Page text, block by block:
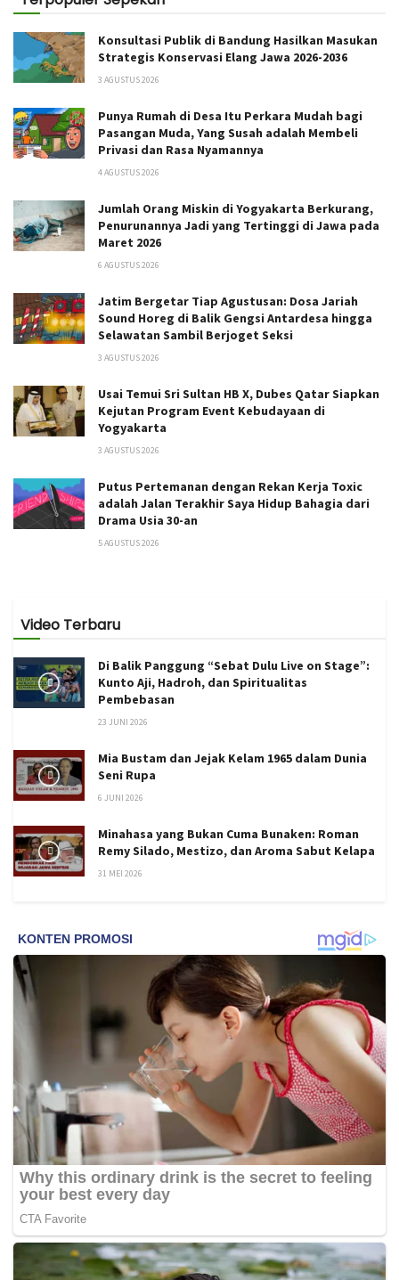
Konsultasi Publik di Bandung Hasilkan Masukan
Strategis Konservasi Elang Jawa 2026-2036
3 AGUSTUS 2026
Punya Rumah di Desa Itu Perkara Mudah bagi
Pasangan Muda, Yang Susah adalah Membeli
Privasi dan Rasa Nyamannya
4 AGUSTUS 2026
Jumlah Orang Miskin di Yogyakarta Berkurang,
Penurunannya Jadi yang Tertinggi di Jawa pada
Maret 2026
6 AGUSTUS 2026
Jatim Bergetar Tiap Agustusan: Dosa Jariah
Sound Horeg di Balik Gengsi Antardesa hingga
Selawatan Sambil Berjoget Seksi
3 AGUSTUS 2026
Usai Temui Sri Sultan HB X, Dubes Qatar Siapkan
Kejutan Program Event Kebudayaan di
Yogyakarta
3 AGUSTUS 2026
Putus Pertemanan dengan Rekan Kerja Toxic
adalah Jalan Terakhir Saya Hidup Bahagia dari
Drama Usia 30-an
5 AGUSTUS 2026
Video Terbaru
Di Balik Panggung “Sebat Dulu Live on Stage”:
Kunto Aji, Hadroh, dan Spiritualitas
Pembebasan
23 JUNI 2026
Mia Bustam dan Jejak Kelam 1965 dalam Dunia
Seni Rupa
6 JUNI 2026
Minahasa yang Bukan Cuma Bunaken: Roman
Remy Silado, Mestizo, dan Aroma Sabut Kelapa
31 MEI 2026